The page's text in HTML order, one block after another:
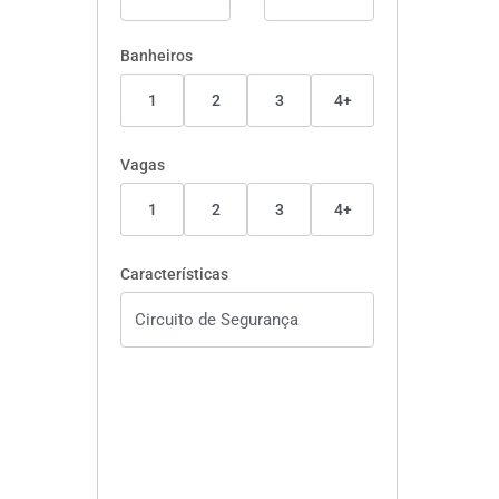
Banheiros
1 2 3 4+
Vagas
1 2 3 4+
Características